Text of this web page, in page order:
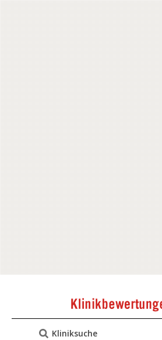
Kliniksuche